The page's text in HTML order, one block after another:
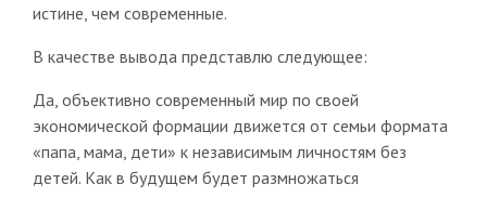
истине, чем современные.
В качестве вывода представлю следующее:
Да, объективно современный мир по своей
экономической формации движется от семьи формата
«папа, мама, дети» к независимым личностям без
детей. Как в будущем будет размножаться